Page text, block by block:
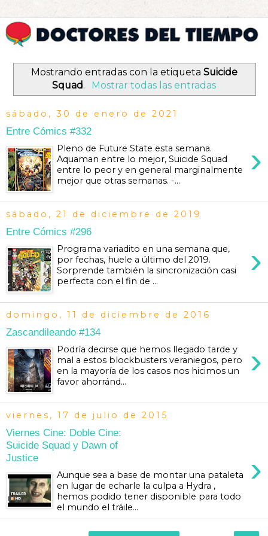
Mostrando entradas con la etiqueta Suicide
Squad. Mostrar todas las entradas
sábado, 30 de enero de 2021
Entre Cómics #332
›
Pleno de Future State esta semana.
Aquaman entre lo mejor, Suicide Squad
entre lo peor y en general marginalmente
mejor que otras semanas. -...
sábado, 21 de diciembre de 2019
Entre Cómics #296
›
Programa variadito en una semana que,
por fechas, huele a último del 2019.
Sorprende también la sincronización casi
perfecta con el fin de ...
domingo, 11 de diciembre de 2016
Zascandileando #134
›
Podría decirse que hemos llegado tarde y
mal a estos blockbusters veraniegos, pero
en la mayoría de los casos nos hicimos un
favor ahorránd...
viernes, 17 de julio de 2015
Viernes Cine: Doble Cine:
Suicide Squad y Dawn of
Justice
›
Aunque sea a base de montar una pataleta
en lugar de echarle la culpa a Hydra ,
hemos podido tener disponible para todo
el mundo el tráile...